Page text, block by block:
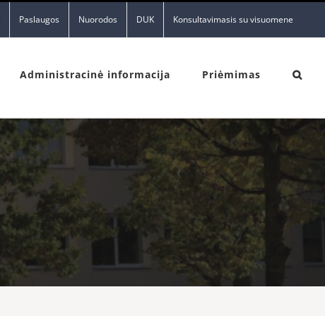
Paslaugos Nuorodos DUK Konsultavimasis su visuomene
Administracinė informacija Priėmimas